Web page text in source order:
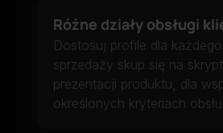
Różne działy obsługi
Dostosuj profile dla każdego
sprzedaży skup się na
prezentacji produktu, dla
określonych kryteriach